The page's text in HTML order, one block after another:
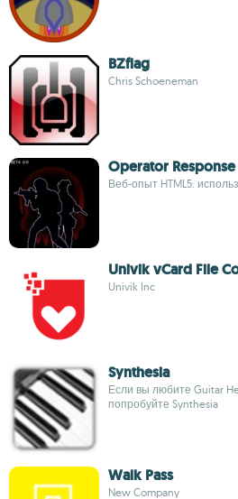
BZflag
Chris Schoeneman
Operator Response
Веб-опыт HTML5:
Univik vCard File
Univik Inc
Synthesia
Если вы любите Guitar
попробуйте Synthesia
Walk Pass
New Company